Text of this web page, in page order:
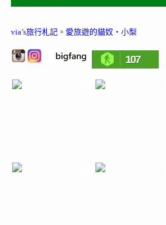
via’s旅行札記。 愛旅遊的貓奴‧小梨
107